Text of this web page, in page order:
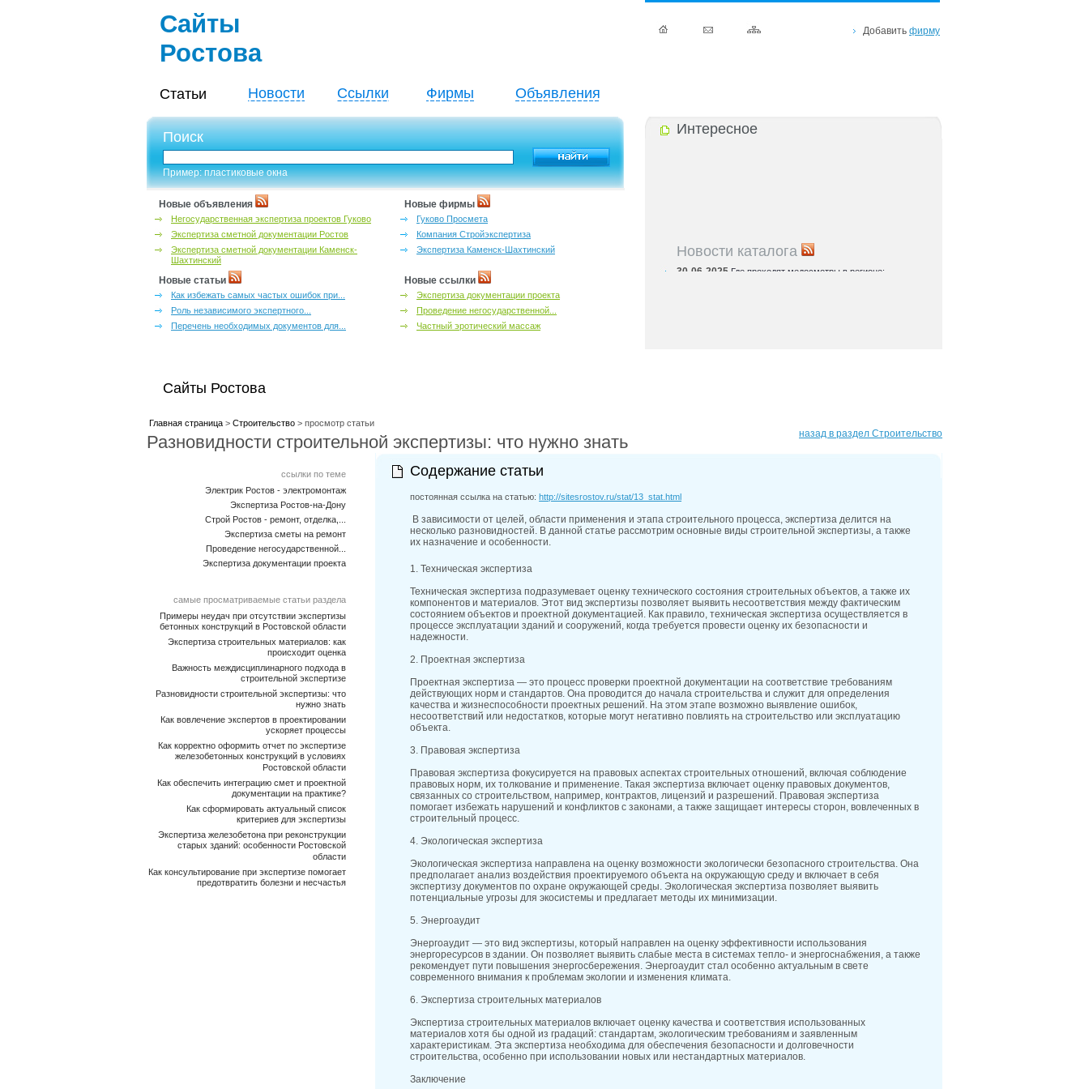
Сайты
Ростова
Статьи Новости Ссылки Фирмы Объявления
Добавить фирму
Поиск
Пример: пластиковые окна
Новые объявления
Негосударственная экспертиза проектов Гуково
Экспертиза сметной документации Ростов
Экспертиза сметной документации Каменск-
Шахтинский
Новые фирмы
Гуково Просмета
Компания Стройэкспертиза
Экспертиза Каменск-Шахтинский
Новые статьи
Как избежать самых частых ошибок при...
Роль независимого экспертного...
Перечень необходимых документов для...
Новые ссылки
Экспертиза документации проекта
Проведение негосударственной...
Частный эротический массаж
Интересное
Новости каталога
30-06-2025 Где проходят медосмотры в регионе:
Адреса важных учреждений в Азове: удобный
Сайты Ростова
Главная страница > Строительство > просмотр статьи
Разновидности строительной экспертизы: что нужно знать назад в раздел Строительство
ссылки по теме
Электрик Ростов - электромонтаж
Экспертиза Ростов-на-Дону
Строй Ростов - ремонт, отделка,...
Экспертиза сметы на ремонт
Проведение негосударственной...
Экспертиза документации проекта
самые просматриваемые статьи раздела
Примеры неудач при отсутствии экспертизы
бетонных конструкций в Ростовской области
Экспертиза строительных материалов: как
происходит оценка
Важность междисциплинарного подхода в
строительной экспертизе
Разновидности строительной экспертизы: что
нужно знать
Как вовлечение экспертов в проектировании
ускоряет процессы
Как корректно оформить отчет по экспертизе
железобетонных конструкций в условиях
Ростовской области
Как обеспечить интеграцию смет и проектной
документации на практике?
Как сформировать актуальный список
критериев для экспертизы
Экспертиза железобетона при реконструкции
старых зданий: особенности Ростовской
области
Как консультирование при экспертизе помогает
предотвратить болезни и несчастья
Содержание статьи
постоянная ссылка на статью:http://sitesrostov.ru/stat/13_stat.html
В зависимости от целей, области применения и этапа строительного процесса, экспертиза делится на
несколько разновидностей. В данной статье рассмотрим основные виды строительной экспертизы, а также
их назначение и особенности.
1. Техническая экспертиза
Техническая экспертиза подразумевает оценку технического состояния строительных объектов, а также их
компонентов и материалов. Этот вид экспертизы позволяет выявить несоответствия между фактическим
состоянием объектов и проектной документацией. Как правило, техническая экспертиза осуществляется в
процессе эксплуатации зданий и сооружений, когда требуется провести оценку их безопасности и
надежности.
2. Проектная экспертиза
Проектная экспертиза — это процесс проверки проектной документации на соответствие требованиям
действующих норм и стандартов. Она проводится до начала строительства и служит для определения
качества и жизнеспособности проектных решений. На этом этапе возможно выявление ошибок,
несоответствий или недостатков, которые могут негативно повлиять на строительство или эксплуатацию
объекта.
3. Правовая экспертиза
Правовая экспертиза фокусируется на правовых аспектах строительных отношений, включая соблюдение
правовых норм, их толкование и применение. Такая экспертиза включает оценку правовых документов,
связанных со строительством, например, контрактов, лицензий и разрешений. Правовая экспертиза
помогает избежать нарушений и конфликтов с законами, а также защищает интересы сторон, вовлеченных в
строительный процесс.
4. Экологическая экспертиза
Экологическая экспертиза направлена на оценку возможности экологически безопасного строительства. Она
предполагает анализ воздействия проектируемого объекта на окружающую среду и включает в себя
экспертизу документов по охране окружающей среды. Экологическая экспертиза позволяет выявить
потенциальные угрозы для экосистемы и предлагает методы их минимизации.
5. Энергоаудит
Энергоаудит — это вид экспертизы, который направлен на оценку эффективности использования
энергоресурсов в здании. Он позволяет выявить слабые места в системах тепло- и энергоснабжения, а также
рекомендует пути повышения энергосбережения. Энергоаудит стал особенно актуальным в свете
современного внимания к проблемам экологии и изменения климата.
6. Экспертиза строительных материалов
Экспертиза строительных материалов включает оценку качества и соответствия использованных
материалов хотя бы одной из градаций: стандартам, экологическим требованиям и заявленным
характеристикам. Эта экспертиза необходима для обеспечения безопасности и долговечности
строительства, особенно при использовании новых или нестандартных материалов.
Заключение